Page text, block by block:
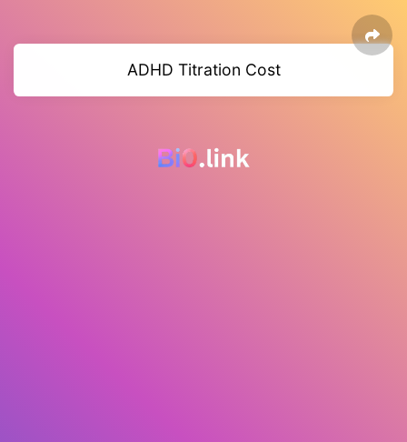
ADHD Titration Cost